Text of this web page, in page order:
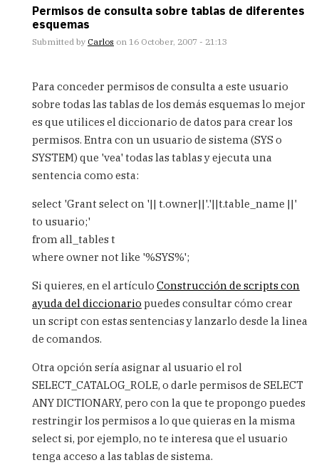
Permisos de consulta sobre tablas de diferentes
esquemas
Submitted by Carlos on 16 October, 2007 - 21:13
reply
Select
any
table
by
(not
Para conceder permisos de consulta a este usuario
sobre todas las tablas de los demás esquemas lo mejor
es que utilices el diccionario de datos para crear los
permisos. Entra con un usuario de sistema (SYS o
SYSTEM) que 'vea' todas las tablas y ejecuta una
sentencia como esta:
select 'Grant select on '|| t.owner||'.'||t.table_name ||'
to usuario;'
from all_tables t
where owner not like '%SYS%';
Si quieres, en el artículo Construcción de scripts con
ayuda del diccionario puedes consultar cómo crear
un script con estas sentencias y lanzarlo desde la linea
de comandos.
Otra opción sería asignar al usuario el rol
SELECT_CATALOG_ROLE, o darle permisos de SELECT
ANY DICTIONARY, pero con la que te propongo puedes
restringir los permisos a lo que quieras en la misma
select si, por ejemplo, no te interesa que el usuario
tenga acceso a las tablas de sistema.